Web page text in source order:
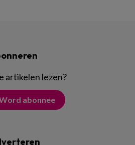
artikelen lezen?
abonnee